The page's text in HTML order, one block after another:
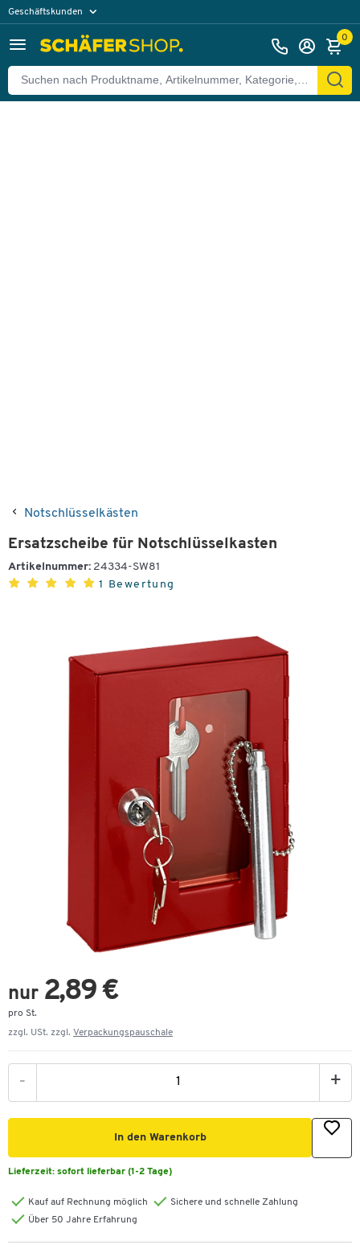
Geschäftskunden
0
Notschlüsselkästen
Ersatzscheibe für Notschlüsselkasten
Artikelnummer: 24334-SW81
1 Bewertung
nur 2,89 €
pro St.
zzgl. USt. zzgl. Verpackungspauschale
- +
In den Warenkorb
Lieferzeit: sofort lieferbar (1-2 Tage)
Kauf auf Rechnung möglich
Sichere und schnelle Zahlung
Über 50 Jahre Erfahrung
Zurück